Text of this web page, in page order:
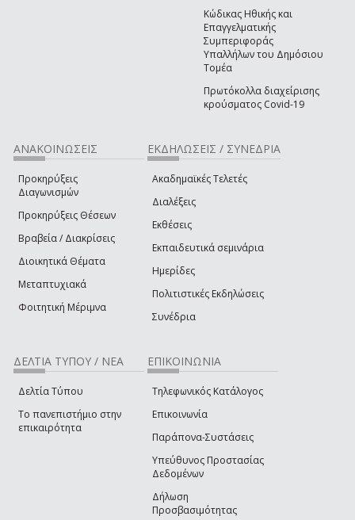
Κώδικας Ηθικής και
Επαγγελματικής
Συμπεριφοράς
Υπαλλήλων του Δημόσιου
Τομέα
Πρωτόκολλα διαχείρισης
κρούσματος Covid-19
ΑΝΑΚΟΙΝΩΣΕΙΣ
Προκηρύξεις
Διαγωνισμών
Προκηρύξεις Θέσεων
Βραβεία / Διακρίσεις
Διοικητικά Θέματα
Μεταπτυχιακά
Φοιτητική Μέριμνα
ΕΚΔΗΛΩΣΕΙΣ / ΣΥΝΕΔΡΙΑ
Ακαδημαϊκές Τελετές
Διαλέξεις
Εκθέσεις
Εκπαιδευτικά σεμινάρια
Ημερίδες
Πολιτιστικές Εκδηλώσεις
Συνέδρια
ΔΕΛΤΙΑ ΤΥΠΟΥ / ΝΕΑ
Δελτία Τύπου
Το πανεπιστήμιο στην
επικαιρότητα
ΕΠΙΚΟΙΝΩΝΙΑ
Τηλεφωνικός Κατάλογος
Επικοινωνία
Παράπονα-Συστάσεις
Υπεύθυνος Προστασίας
Δεδομένων
Δήλωση
Προσβασιμότητας